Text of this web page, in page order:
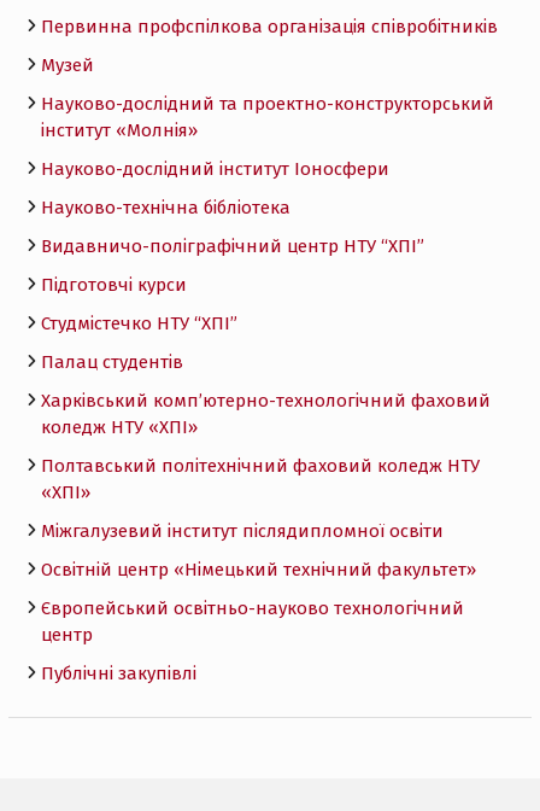
Первинна профспілкова організація співробітників
Музей
Науково-дослідний та проектно-конструкторський
інститут «Молнія»
Науково-дослідний інститут Іоносфери
Науково-технічна бібліотека
Видавничо-поліграфічний центр НТУ “ХПІ”
Підготовчі курси
Студмістечко НТУ “ХПІ”
Палац студентів
Харківський комп’ютерно-технологічний фаховий
коледж НТУ «ХПI»
Полтавський політехнічний фаховий коледж НТУ
«ХПI»
Міжгалузевий інститут післядипломної освіти
Освітній центр «Німецький технічний факультет»
Європейський освітньо-науково технологічний
центр
Публічні закупівлі